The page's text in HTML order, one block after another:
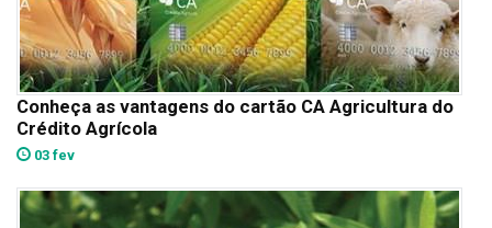
Conheça as vantagens do cartão CA Agricultura do
Crédito Agrícola
03 fev